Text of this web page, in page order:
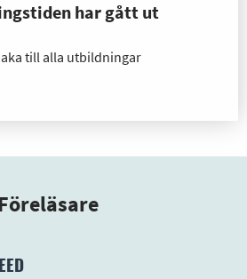
har gått ut
till alla utbildningar